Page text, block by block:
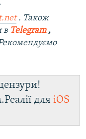
. Також
в Telegram,
для iOS